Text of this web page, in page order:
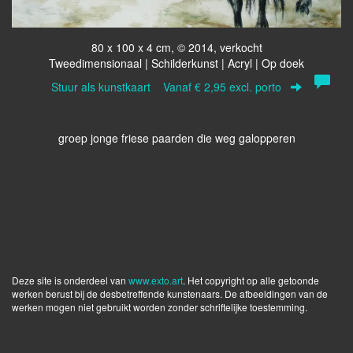
80 x 100 x 4 cm, © 2014, verkocht
Tweedimensionaal | Schilderkunst | Acryl | Op doek
Stuur als kunstkaart Vanaf € 2,95 excl. porto
groep jonge friese paarden die weg galopperen
Deze site is onderdeel van www.exto.art. Het copyright op alle getoonde
werken berust bij de desbetreffende kunstenaars. De afbeeldingen van de
werken mogen niet gebruikt worden zonder schriftelijke toestemming.